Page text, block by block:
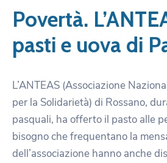
Povertà.
pasti e uova di
L’ANTEAS (Associazione
per la Solidarietà) di Rossano,
pasquali, ha offerto il pasto alle
bisogno che frequentano la
dell’associazione hanno anche